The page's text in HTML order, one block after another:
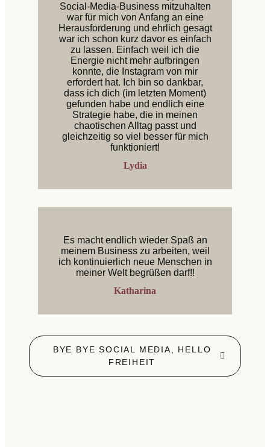
Social-Media-Business mitzuhalten
war für mich von Anfang an eine
Herausforderung und ehrlich gesagt
war ich schon kurz davor es einfach
zu lassen. Einfach weil ich die
Energie nicht mehr aufbringen
konnte, die Instagram von mir
erfordert hat. Ich bin so dankbar,
dass ich dich (im letzten Moment)
gefunden habe und endlich eine
Strategie habe, die in meinen
chaotischen Alltag passt und
gleichzeitig so viel besser für mich
funktioniert!
Lydia
Es macht endlich wieder Spaß an
meinem Business zu arbeiten, weil
ich kontinuierlich neue Menschen in
meiner Welt begrüßen darf!!
Katharina
BYE BYE SOCIAL MEDIA, HELLO
FREIHEIT